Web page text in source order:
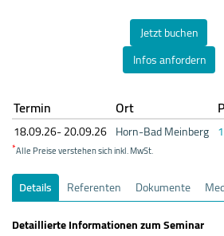
Jetzt buchen
Infos anfordern
Termin Ort
18.09.26- 20.09.26 Horn-Bad Meinberg
*Alle Preise verstehen sich inkl. MwSt.
Details Referenten Dokumente
Detaillierte Informationen zum Seminar